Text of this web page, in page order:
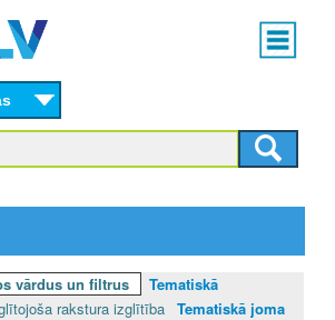
Main
menu
vārdus un filtrus
Tematiskā
rakstura izglītība Tematiskā joma